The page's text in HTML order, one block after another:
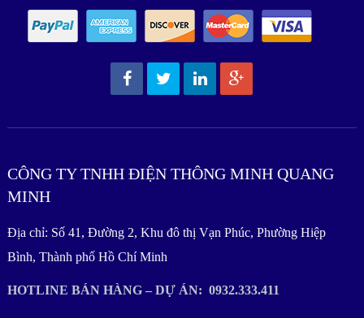
CÔNG TY TNHH ĐIỆN THÔNG MINH QUANG
MINH
Địa chỉ: Số 41, Đường 2, Khu đô thị Vạn Phúc, Phường Hiệp
Bình, Thành phố Hồ Chí Minh
HOTLINE BÁN HÀNG – DỰ ÁN: 0932.333.411